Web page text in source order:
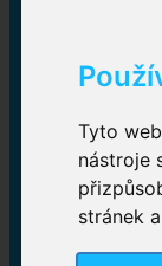
Tyto
nástroje
stránek